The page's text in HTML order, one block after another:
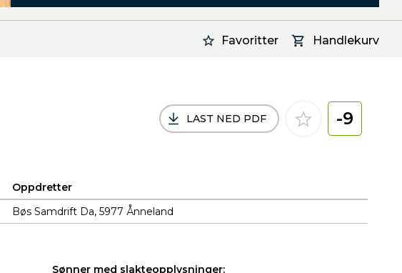
Favoritter Handlekurv
LAST NED PDF -9
Oppdretter
Bøs Samdrift Da, 5977 Ånneland
Sønner med slakteopplysninger: